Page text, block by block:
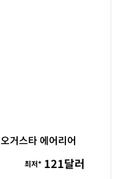
거스타 에어리어
최저* 121달러